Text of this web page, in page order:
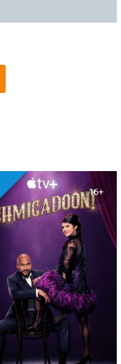
16+